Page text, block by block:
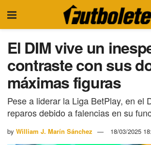
El DIM vive un
contraste con sus
máximas figuras
Pese a liderar la Liga BetPlay, en el
reparos debido a falencias en su
by William J. Marín Sánchez 18/03/2025